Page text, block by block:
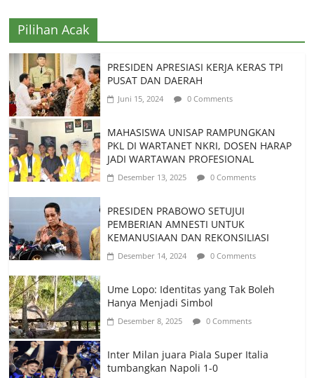
Pilihan Acak
PRESIDEN APRESIASI KERJA KERAS TPI
PUSAT DAN DAERAH
Juni 15, 2024 0 Comments
MAHASISWA UNISAP RAMPUNGKAN
PKL DI WARTANET NKRI, DOSEN HARAP
JADI WARTAWAN PROFESIONAL
Desember 13, 2025 0 Comments
PRESIDEN PRABOWO SETUJUI
PEMBERIAN AMNESTI UNTUK
KEMANUSIAAN DAN REKONSILIASI
Desember 14, 2024 0 Comments
Ume Lopo: Identitas yang Tak Boleh
Hanya Menjadi Simbol
Desember 8, 2025 0 Comments
Inter Milan juara Piala Super Italia
tumbangkan Napoli 1-0